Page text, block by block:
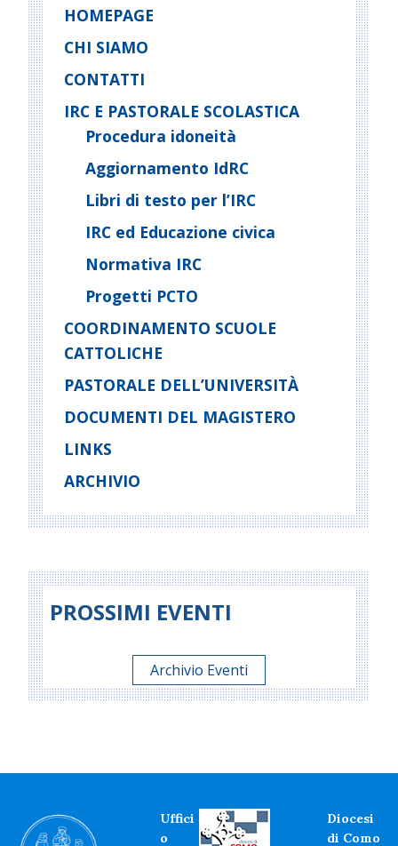
HOMEPAGE
CHI SIAMO
CONTATTI
IRC E PASTORALE SCOLASTICA
Procedura idoneità
Aggiornamento IdRC
Libri di testo per l’IRC
IRC ed Educazione civica
Normativa IRC
Progetti PCTO
COORDINAMENTO SCUOLE
CATTOLICHE
PASTORALE DELL’UNIVERSITÀ
DOCUMENTI DEL MAGISTERO
LINKS
ARCHIVIO
PROSSIMI EVENTI
Archivio Eventi
Uffici
o
Diocesi
di Como